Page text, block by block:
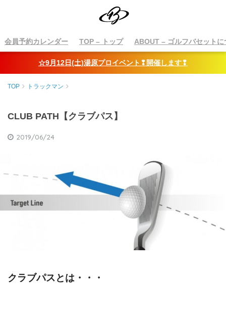
会員予約カレンダー TOP – トップ ABOUT – ゴルフバセットに
☆9月12日(土)湯原プロイベント❢開催します❢
TOP トラックマン
CLUB PATH【クラブパス】
2019/06/24
クラブパスとは・・・